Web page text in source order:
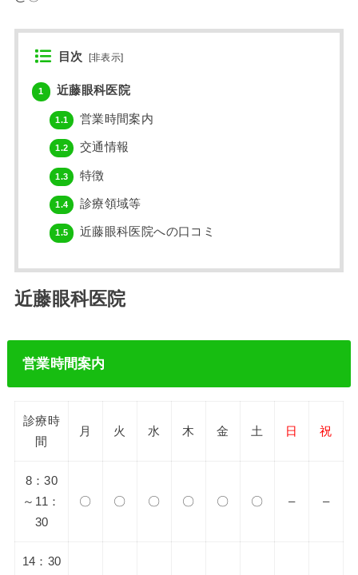
目次 [非表示]
1 近藤眼科医院
1.1 営業時間案内
1.2 交通情報
1.3 特徴
1.4 診療領域等
1.5 近藤眼科医院への口コミ
近藤眼科医院
営業時間案内
診療時
間
月 火 水 木 金 土 日 祝
8：30
～11：
30
〇 〇 〇 〇 〇 〇 – –
14：30